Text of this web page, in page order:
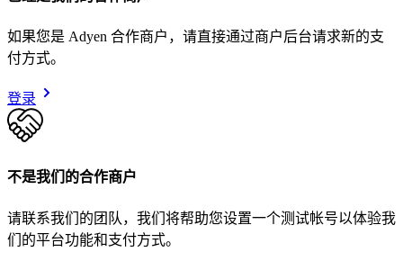
如果您是 Adyen 合作商户，请直接通过商户后台请求新的支
付方式。
登录
不是我们的合作商户
请联系我们的团队，我们将帮助您设置一个测试帐号以体验我
们的平台功能和支付方式。